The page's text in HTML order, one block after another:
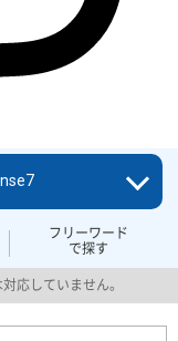
フリーワード
で探す
応していません。